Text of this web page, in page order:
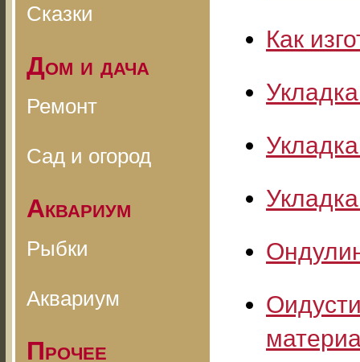
Сказки
Дом и дача
Ремонт
Сад и огород
Аквариум
Рыбки
Аквариум
Прочее
Как